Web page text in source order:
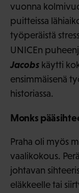
vuonna
puitteissa
työperäistä
UNICEn
Jacobs käytti
ensimmäisenä
historiassa.
Monks
Praha oli myös
vaalikokous.
johtavan
eläkkeelle tai